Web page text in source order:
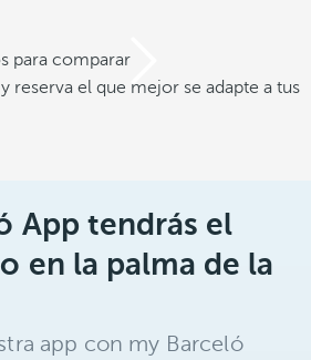
para comparar
reserva el que mejor se adapte a tus
App tendrás el
en la palma de la
app con my Barceló